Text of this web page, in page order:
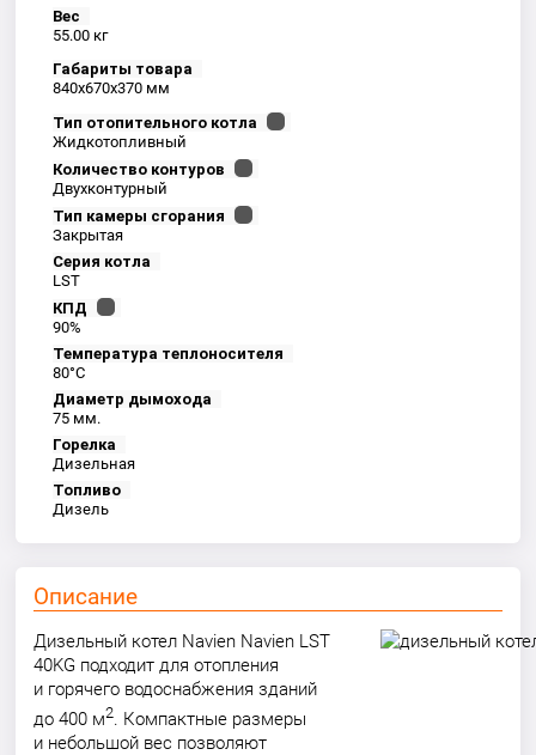
Вес
55.00 кг
Габариты товара
840x670x370 мм
Тип отопительного котла
Жидкотопливный
Количество контуров
Двухконтурный
Тип камеры сгорания
Закрытая
Серия котла
LST
КПД
90%
Температура теплоносителя
80°С
Диаметр дымохода
75 мм.
Горелка
Дизельная
Топливо
Дизель
Описание
Дизельный котел Navien Navien LST
40KG подходит для отопления
и горячего водоснабжения зданий
до 400 м2. Компактные размеры
и небольшой вес позволяют